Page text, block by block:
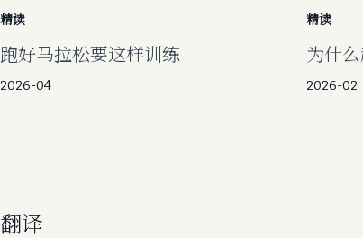
精读
跑好马拉松要这样训练
2026-04
精读
为什
2026-02
翻译